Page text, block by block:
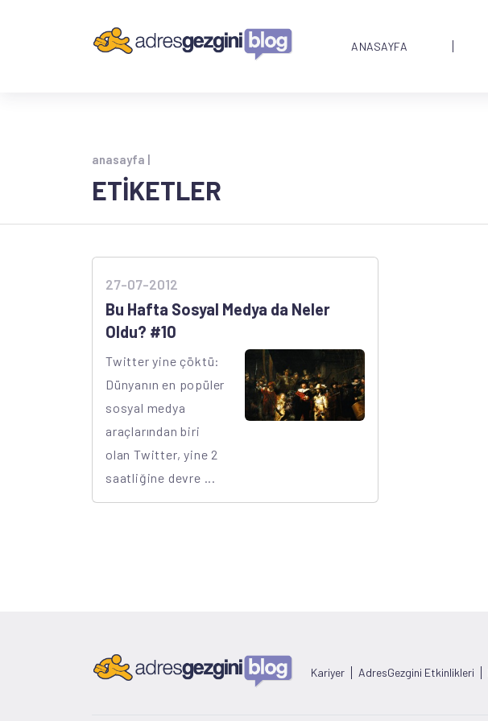
ANASAYFA
anasayfa |
ETİKETLER
27-07-2012
Bu Hafta Sosyal Medya da Neler
Oldu? #10
Twitter yine çöktü:
Dünyanın en popüler
sosyal medya
araçlarından biri
olan Twitter, yine 2
saatliğine devre ...
Kariyer AdresGezgini Etkinlikleri